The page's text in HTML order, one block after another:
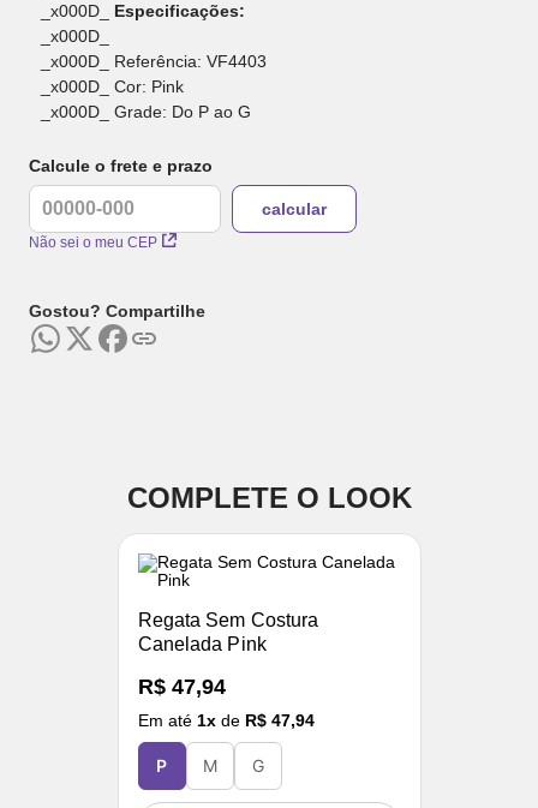
_x000D_ Especificações:
_x000D_
_x000D_ Referência: VF4403
_x000D_ Cor: Pink
_x000D_ Grade: Do P ao G
Calcule o frete e prazo
Não sei o meu CEP
Gostou? Compartilhe
COMPLETE O LOOK
Regata Sem Costura
Canelada Pink
R$ 47,94
Em até 1x de R$ 47,94
P M G